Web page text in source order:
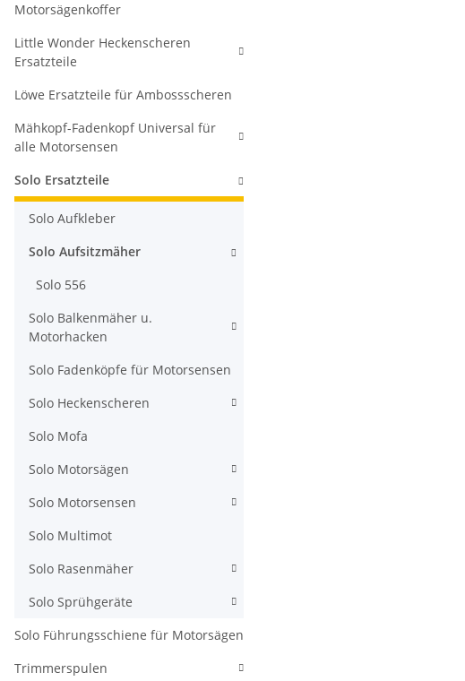
Motorsägenkoffer
Little Wonder Heckenscheren
Ersatzteile
Löwe Ersatzteile für Ambossscheren
Mähkopf-Fadenkopf Universal für
alle Motorsensen
Solo Ersatzteile
Solo Aufkleber
Solo Aufsitzmäher
Solo 556
Solo Balkenmäher u.
Motorhacken
Solo Fadenköpfe für Motorsensen
Solo Heckenscheren
Solo Mofa
Solo Motorsägen
Solo Motorsensen
Solo Multimot
Solo Rasenmäher
Solo Sprühgeräte
Solo Führungsschiene für Motorsägen
Trimmerspulen